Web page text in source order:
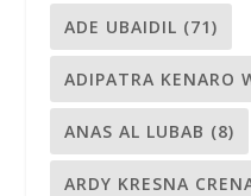
ADE UBAIDIL (71)
ADIPATRA KENARO
ANAS AL LUBAB (8)
ARDY KRESNA